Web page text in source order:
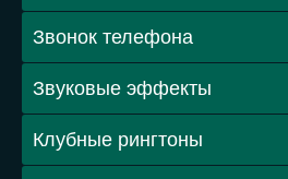
Звонок телефона
Звуковые эффекты
Клубные рингтоны